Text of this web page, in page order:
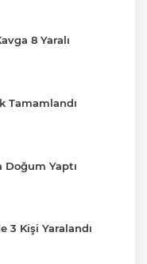
8 Yaralı
Tamamlandı
Doğum Yaptı
3 Kişi Yaralandı